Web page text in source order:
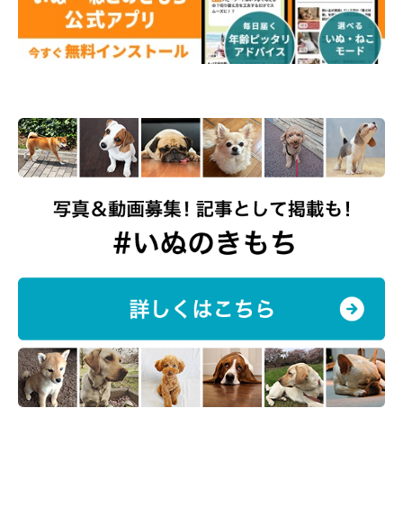
※写真は「いぬ・ねこのきもちアプリ」で投稿されたものです。
※記事と写真に関連性はありませんので予めご了承ください。
取材・文／雨宮カイ